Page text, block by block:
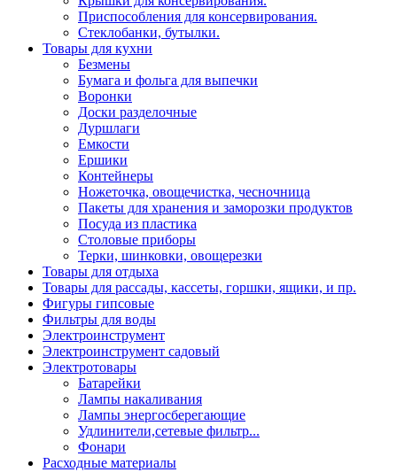
Приспособления для консервирования.
Стеклобанки, бутылки.
Товары для кухни
Безмены
Бумага и фольга для выпечки
Воронки
Доски разделочные
Дуршлаги
Емкости
Ершики
Контейнеры
Ножеточка, овощечистка, чесночница
Пакеты для хранения и заморозки продуктов
Посуда из пластика
Столовые приборы
Терки, шинковки, овощерезки
Товары для отдыха
Товары для рассады, кассеты, горшки, ящики, и пр.
Фигуры гипсовые
Фильтры для воды
Электроинструмент
Электроинструмент садовый
Электротовары
Батарейки
Лампы накаливания
Лампы энергосберегающие
Удлинители,сетевые фильтр...
Фонари
Расходные материалы